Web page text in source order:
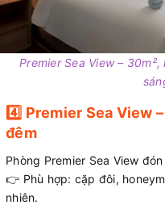
Premier Sea View –
4️⃣ Premier Sea View
đêm
Phòng Premier Sea View
👉 Phù hợp: cặp đôi,
nhiên.